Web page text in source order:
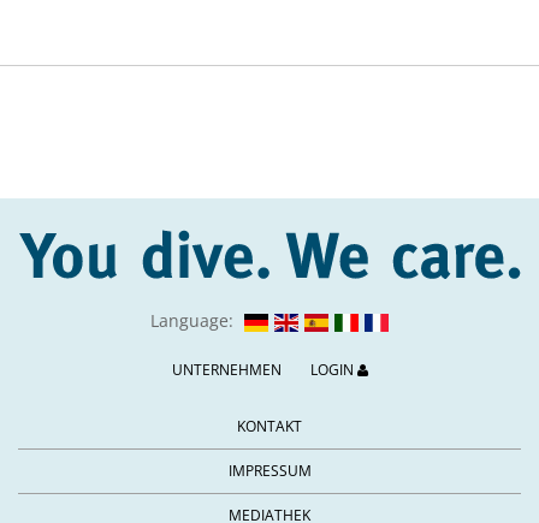
Language:
UNTERNEHMEN LOGIN
KONTAKT
IMPRESSUM
MEDIATHEK